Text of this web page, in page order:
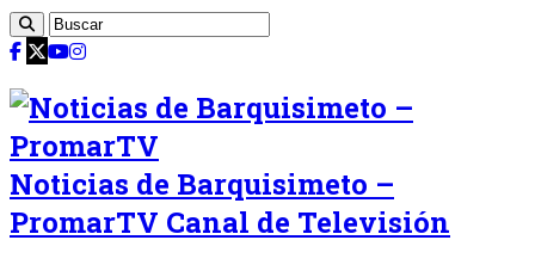
Noticias de Barquisimeto –
PromarTV Canal de Televisión